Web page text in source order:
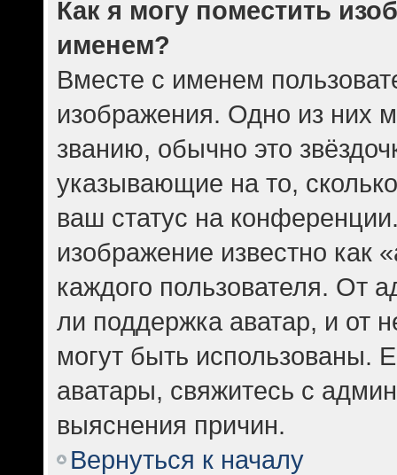
Как я могу поместить
именем?
Вместе с именем
изображения. Одно из них
званию, обычно это
указывающие на то,
ваш статус на
изображение известно как
каждого пользователя. От
ли поддержка аватар, и от
могут быть использованы.
аватары, свяжитесь с
выяснения причин.
Вернуться к началу